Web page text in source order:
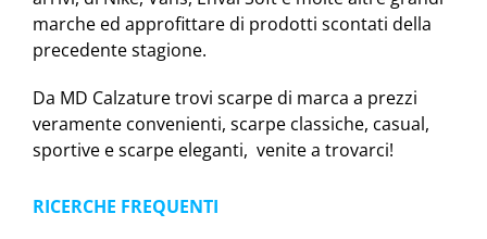
marche ed approfittare di prodotti scontati della
precedente stagione.
Da MD Calzature trovi scarpe di marca a prezzi
veramente convenienti, scarpe classiche, casual,
sportive e scarpe eleganti, venite a trovarci!
RICERCHE FREQUENTI